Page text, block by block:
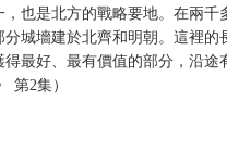
也是北方的戰略要地。在兩
城墻建於北齊和明朝。這裡的
最好、最有價值的部分，沿途
第2集）